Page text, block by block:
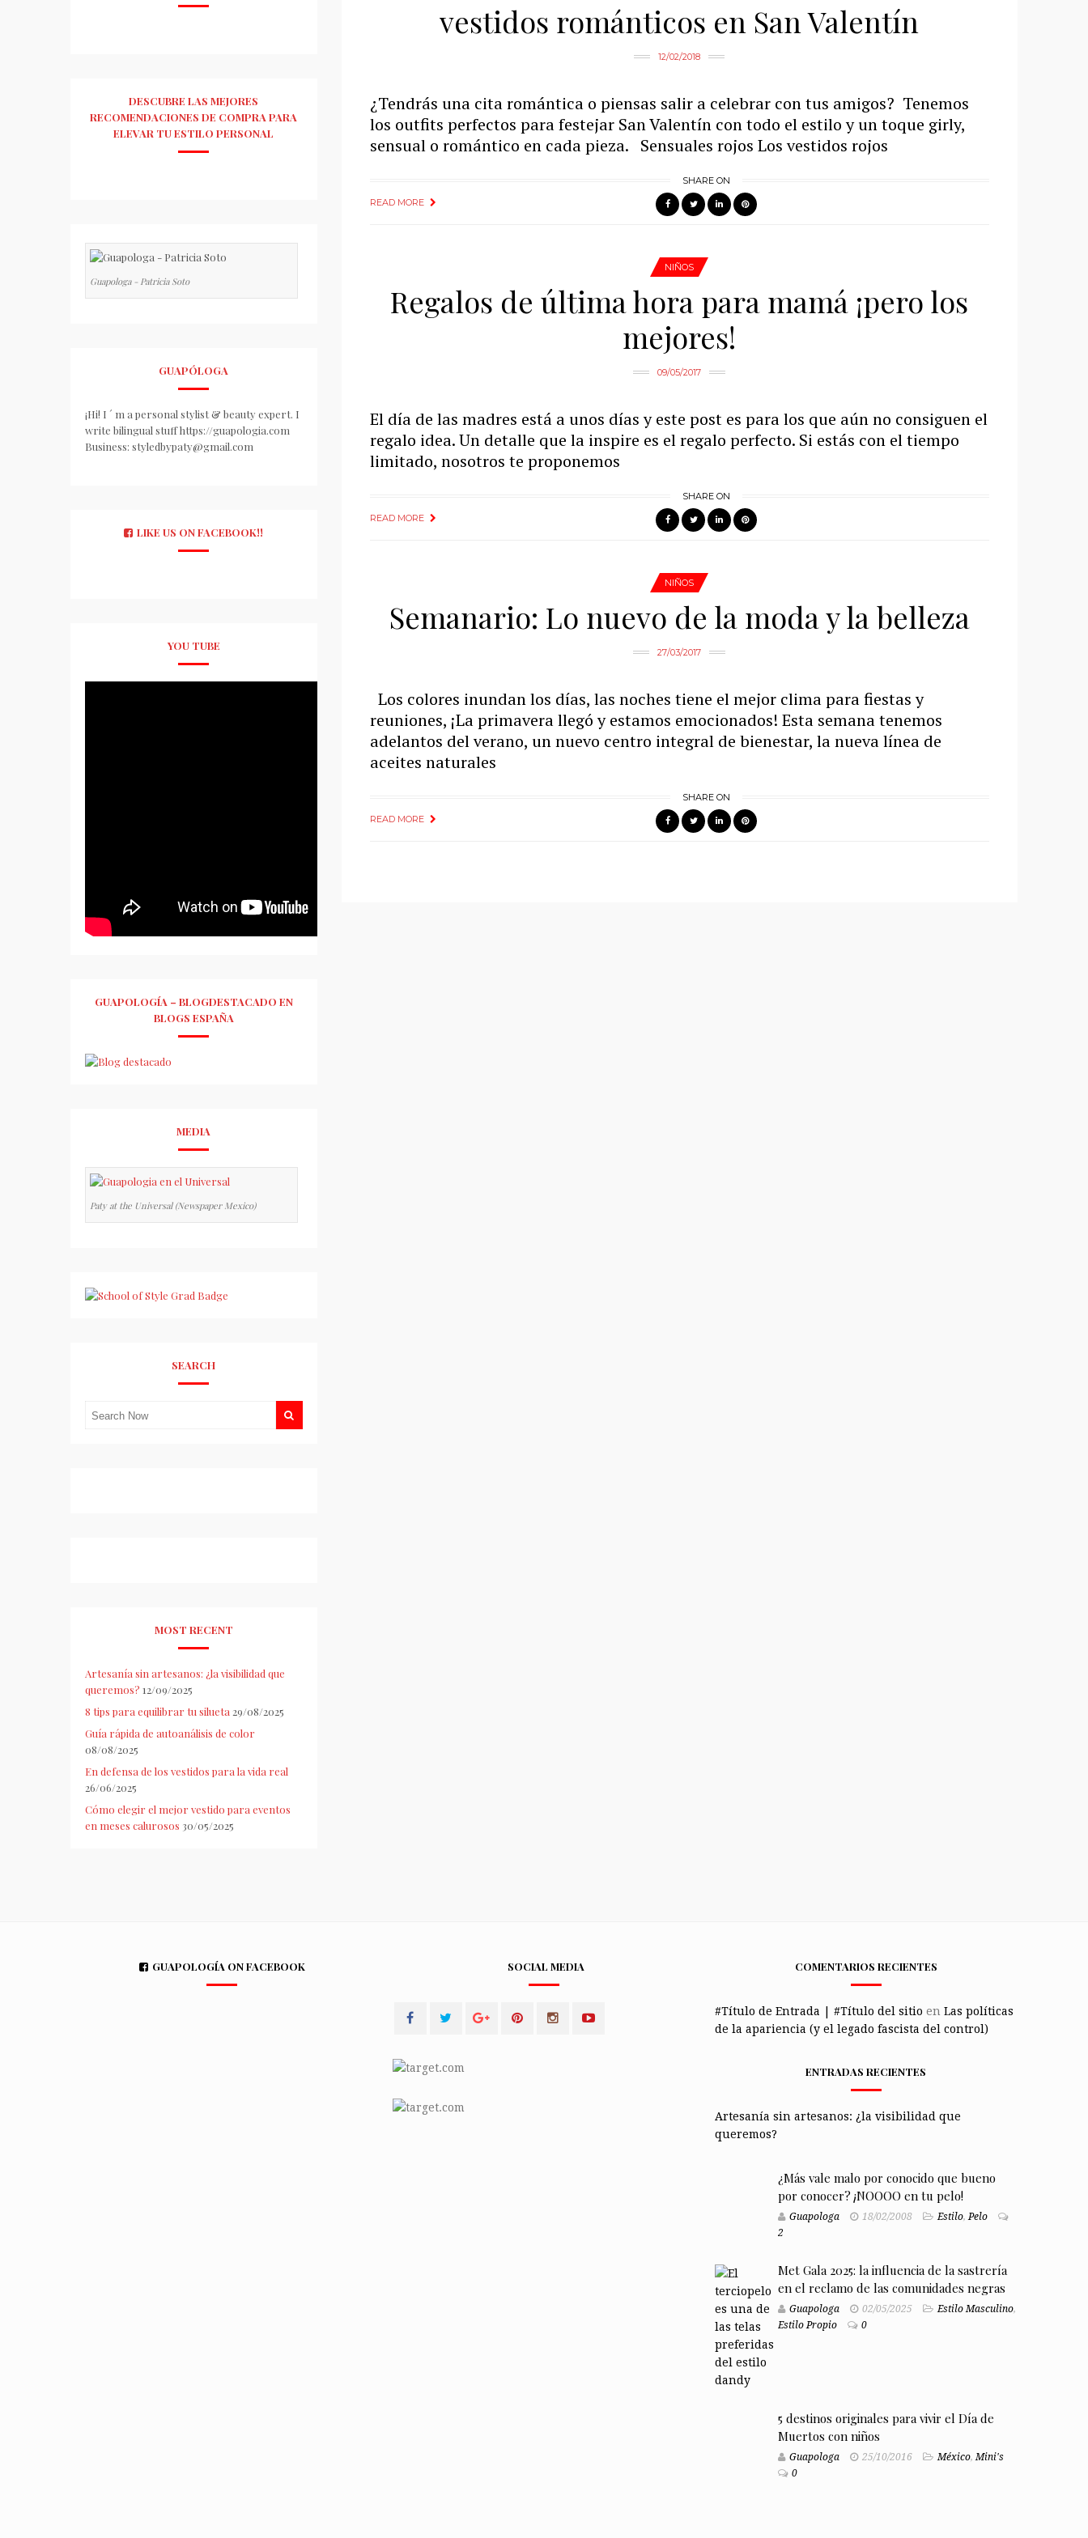
vestidos románticos en San Valentín
12/02/2018
¿Tendrás una cita romántica o piensas salir a celebrar con tus amigos? Tenemos
los outfits perfectos para festejar San Valentín con todo el estilo y un toque girly,
sensual o romántico en cada pieza. Sensuales rojos Los vestidos rojos
READ MORE
SHARE ON
NIÑOS
Regalos de última hora para mamá ¡pero los
mejores!
09/05/2017
El día de las madres está a unos días y este post es para los que aún no consiguen el
regalo idea. Un detalle que la inspire es el regalo perfecto. Si estás con el tiempo
limitado, nosotros te proponemos
READ MORE
SHARE ON
NIÑOS
Semanario: Lo nuevo de la moda y la belleza
27/03/2017
Los colores inundan los días, las noches tiene el mejor clima para fiestas y
reuniones, ¡La primavera llegó y estamos emocionados! Esta semana tenemos
adelantos del verano, un nuevo centro integral de bienestar, la nueva línea de
aceites naturales
READ MORE
SHARE ON
DESCUBRE LAS MEJORES
RECOMENDACIONES DE COMPRA PARA
ELEVAR TU ESTILO PERSONAL
Guapologa - Patricia Soto
GUAPÓLOGA
¡Hi! I ´ m a personal stylist & beauty expert. I
write bilingual stuff https://guapologia.com
Business: styledbypaty@gmail.com
LIKE US ON FACEBOOK!!
YOU TUBE
GUAPOLOGÍA – BLOGDESTACADO EN
BLOGS ESPAÑA
MEDIA
Paty at the Universal (Newspaper Mexico)
SEARCH
MOST RECENT
Artesanía sin artesanos: ¿la visibilidad que
queremos? 12/09/2025
8 tips para equilibrar tu silueta 29/08/2025
Guía rápida de autoanálisis de color
08/08/2025
En defensa de los vestidos para la vida real
26/06/2025
Cómo elegir el mejor vestido para eventos
en meses calurosos 30/05/2025
GUAPOLOGÍA ON FACEBOOK SOCIAL MEDIA COMENTARIOS RECIENTES
#Título de Entrada | #Título del sitio en Las políticas
de la apariencia (y el legado fascista del control)
ENTRADAS RECIENTES
Artesanía sin artesanos: ¿la visibilidad que
queremos?
¿Más vale malo por conocido que bueno
por conocer? ¡NOOOO en tu pelo!
Guapologa 18/02/2008 Estilo,Pelo
2
Met Gala 2025: la influencia de la sastrería
en el reclamo de las comunidades negras
Guapologa 02/05/2025 Estilo Masculino,
Estilo Propio
0
5 destinos originales para vivir el Día de
Muertos con niños
Guapologa 25/10/2016 México,Mini's
0